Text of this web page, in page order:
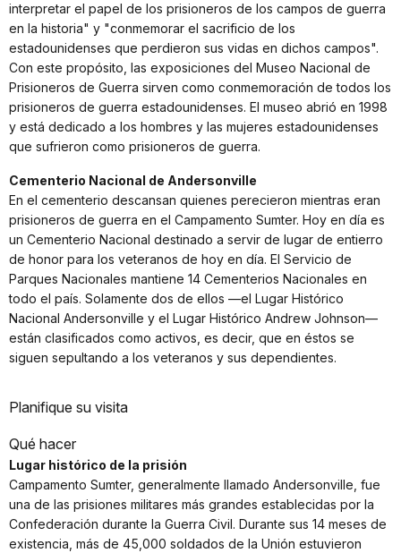
interpretar el papel de los prisioneros de los campos de guerra
en la historia" y "conmemorar el sacrificio de los
estadounidenses que perdieron sus vidas en dichos campos".
Con este propósito, las exposiciones del Museo Nacional de
Prisioneros de Guerra sirven como conmemoración de todos los
prisioneros de guerra estadounidenses. El museo abrió en 1998
y está dedicado a los hombres y las mujeres estadounidenses
que sufrieron como prisioneros de guerra.
Cementerio Nacional de Andersonville
En el cementerio descansan quienes perecieron mientras eran
prisioneros de guerra en el Campamento Sumter. Hoy en día es
un Cementerio Nacional destinado a servir de lugar de entierro
de honor para los veteranos de hoy en día. El Servicio de
Parques Nacionales mantiene 14 Cementerios Nacionales en
todo el país. Solamente dos de ellos —el Lugar Histórico
Nacional Andersonville y el Lugar Histórico Andrew Johnson—
están clasificados como activos, es decir, que en éstos se
siguen sepultando a los veteranos y sus dependientes.
Planifique su visita
Qué hacer
Lugar histórico de la prisión
Campamento Sumter, generalmente llamado Andersonville, fue
una de las prisiones militares más grandes establecidas por la
Confederación durante la Guerra Civil. Durante sus 14 meses de
existencia, más de 45,000 soldados de la Unión estuvieron